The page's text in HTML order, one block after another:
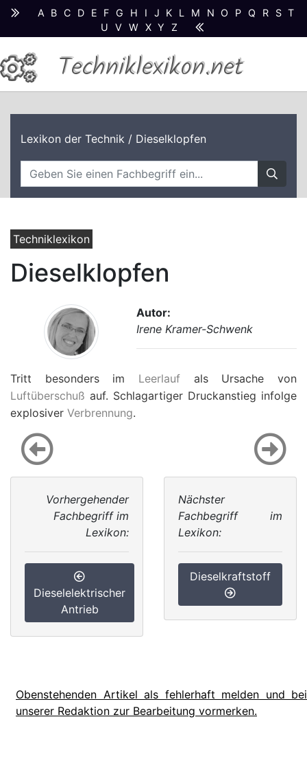
A B C D E F G H I J K L M N O P Q R S T
U
V W X Y Z
Techniklexikon.net
Lexikon der Technik / Dieselklopfen
Techniklexikon
Dieselklopfen
Autor:
Irene Kramer-Schwenk
Tritt besonders im Leerlauf als Ursache von
Luftüberschuß auf. Schlagartiger Druckanstieg infolge
explosiver Verbrennung.
Vorhergehender
Fachbegriff im
Lexikon:
Dieselelektrischer
Antrieb
Nächster
Fachbegriff im
Lexikon:
Dieselkraftstoff
Obenstehenden Artikel als fehlerhaft melden und bei
unserer Redaktion zur Bearbeitung vormerken.